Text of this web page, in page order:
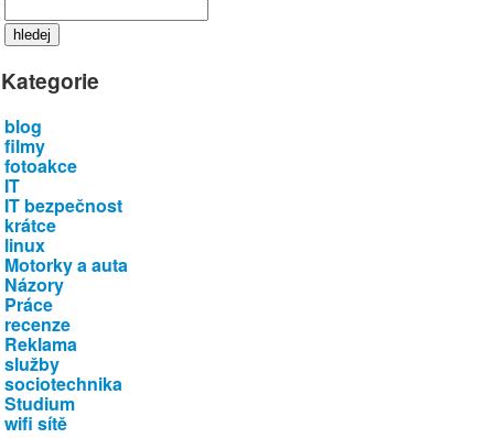
Kategorie
blog
filmy
fotoakce
IT
IT bezpečnost
krátce
linux
Motorky a auta
Názory
Práce
recenze
Reklama
služby
sociotechnika
Studium
wifi sítě